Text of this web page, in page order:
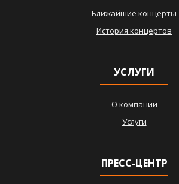
Ближайшие концерты
История концертов
УСЛУГИ
О компании
Услуги
ПРЕСС-ЦЕНТР